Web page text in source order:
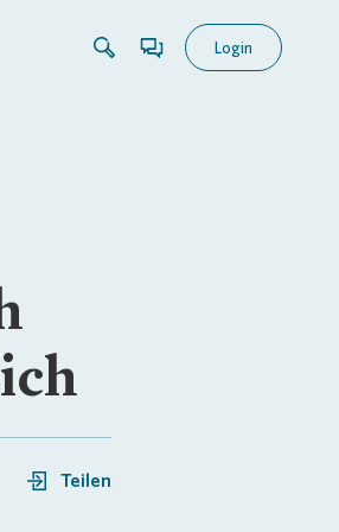
Login
Teilen